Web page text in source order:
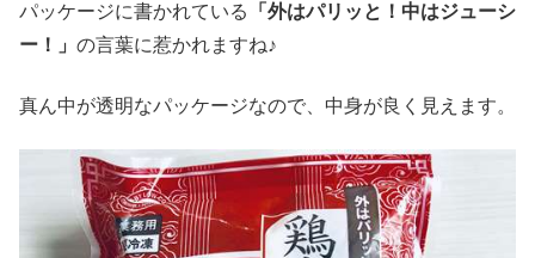
パッケージに書かれている
「外はパリッと！中はジューシ
ー！」 の言葉に惹かれますね♪
真ん中が透明なパッケージなので、中身が良く見えます。